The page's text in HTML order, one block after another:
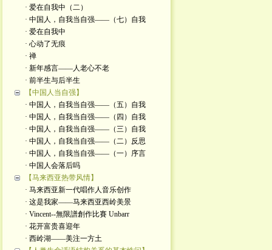
· 爱在自我中（二）
· 中国人，自我当自强——（七）自我
· 爱在自我中
· 心动了无痕
· 禅
· 新年感言——人老心不老
· 前半生与后半生
【中国人当自强】
· 中国人，自我当自强——（五）自我
· 中国人，自我当自强——（四）自我
· 中国人，自我当自强——（三）自我
· 中国人，自我当自强——（二）反思
· 中国人，自我当自强——（一）序言
· 中国人会落后吗
【马来西亚热带风情】
· 马来西亚新一代唱作人音乐创作
· 这是我家——马来西亚西岭美景
· Vincent--無限譜創作比賽 Unbarr
· 花开富贵喜迎年
· 西岭湖——美注一方土